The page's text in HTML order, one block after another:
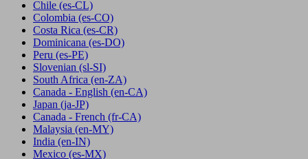
Chile (es-CL)
Colombia (es-CO)
Costa Rica (es-CR)
Dominicana (es-DO)
Peru (es-PE)
Slovenian (sl-SI)
South Africa (en-ZA)
Canada - English (en-CA)
Japan (ja-JP)
Canada - French (fr-CA)
Malaysia (en-MY)
India (en-IN)
Mexico (es-MX)